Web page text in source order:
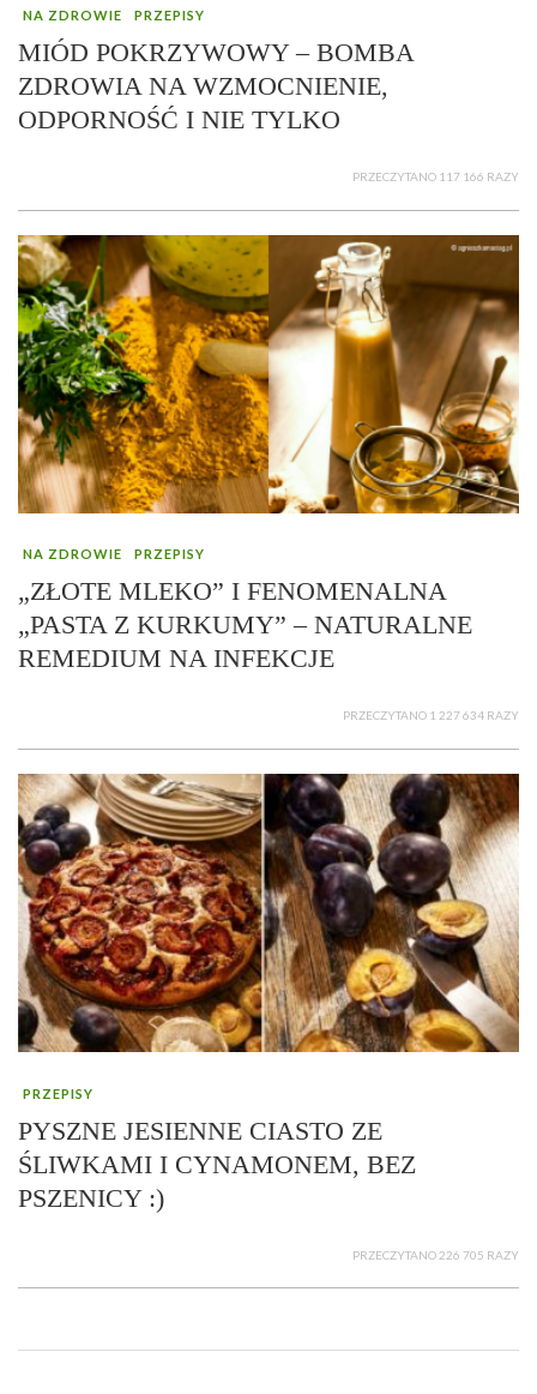
NA ZDROWIE PRZEPISY
MIÓD POKRZYWOWY – BOMBA
ZDROWIA NA WZMOCNIENIE,
ODPORNOŚĆ I NIE TYLKO
PRZECZYTANO 117 166 RAZY
NA ZDROWIE PRZEPISY
„ZŁOTE MLEKO” I FENOMENALNA
„PASTA Z KURKUMY” – NATURALNE
REMEDIUM NA INFEKCJE
PRZECZYTANO 1 227 634 RAZY
PRZEPISY
PYSZNE JESIENNE CIASTO ZE
ŚLIWKAMI I CYNAMONEM, BEZ
PSZENICY :)
PRZECZYTANO 226 705 RAZY